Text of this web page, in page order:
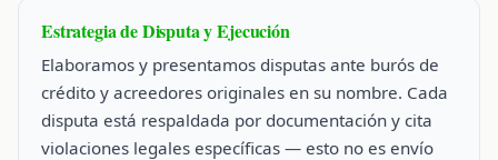
Estrategia de Disputa y Ejecución
Elaboramos y presentamos disputas ante burós de
crédito y acreedores originales en su nombre. Cada
disputa está respaldada por documentación y cita
violaciones legales específicas — esto no es envío